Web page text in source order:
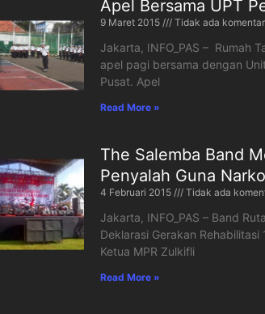
Apel Bersama UPT
9 Maret 2015 Tidak ada komentar
Jakarta, INFO_PAS – Rumah
apel pagi bersama dengan
Pusat. Apel
Read More »
The Salemba Band
Penyalah Guna
4 Februari 2015 Tidak ada
Jakarta, INFO_PAS – Band
Deklarasi Gerakan
Ketua MPR Zulkifli
Read More »